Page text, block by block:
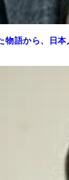
語から、日